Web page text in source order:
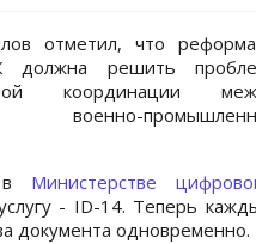
отметил, что
решить
координации
военно-
в Министерстве
- ID-14. Теперь
документа одновременно.